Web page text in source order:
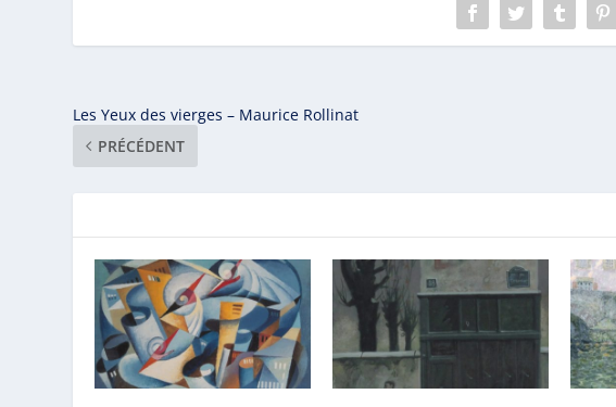
Les Yeux des vierges – Maurice Rollinat
PRÉCÉDENT